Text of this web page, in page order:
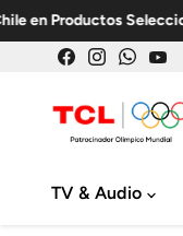
Seleccionados
Facebook
Instagram
en
en
TV & Audio